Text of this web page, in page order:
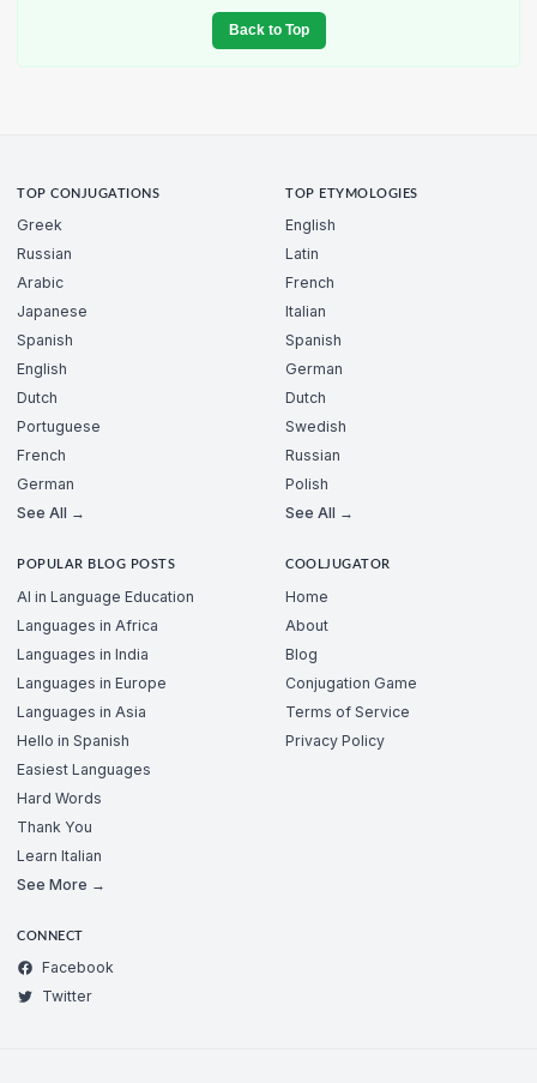
Back to Top
TOP CONJUGATIONS
Greek
Russian
Arabic
Japanese
Spanish
English
Dutch
Portuguese
French
German
See All →
TOP ETYMOLOGIES
English
Latin
French
Italian
Spanish
German
Dutch
Swedish
Russian
Polish
See All →
POPULAR BLOG POSTS
AI in Language Education
Languages in Africa
Languages in India
Languages in Europe
Languages in Asia
Hello in Spanish
Easiest Languages
Hard Words
Thank You
Learn Italian
See More →
COOLJUGATOR
Home
About
Blog
Conjugation Game
Terms of Service
Privacy Policy
CONNECT
Facebook
Twitter